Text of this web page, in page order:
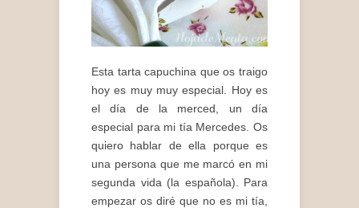
Esta tarta capuchina que os traigo
hoy es muy muy especial. Hoy es
el día de la merced, un día
especial para mi tía Mercedes. Os
quiero hablar de ella porque es
una persona que me marcó en mi
segunda vida (la española). Para
empezar os diré que no es mi tía,